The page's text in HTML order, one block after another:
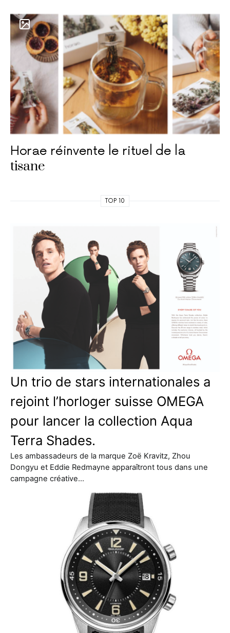
Horae réinvente le rituel de la
tisane
TOP 10
Un trio de stars internationales a
rejoint l’horloger suisse OMEGA
pour lancer la collection Aqua
Terra Shades.
Les ambassadeurs de la marque Zoë Kravitz, Zhou
Dongyu et Eddie Redmayne apparaîtront tous dans une
campagne créative…